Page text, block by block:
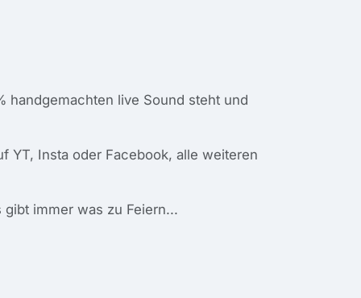
handgemachten live Sound steht und
YT, Insta oder Facebook, alle weiteren
immer was zu Feiern...